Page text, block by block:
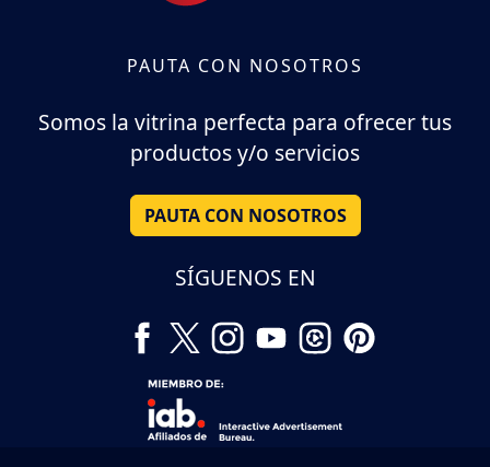
PAUTA CON NOSOTROS
Somos la vitrina perfecta para ofrecer tus
productos y/o servicios
PAUTA CON NOSOTROS
SÍGUENOS EN